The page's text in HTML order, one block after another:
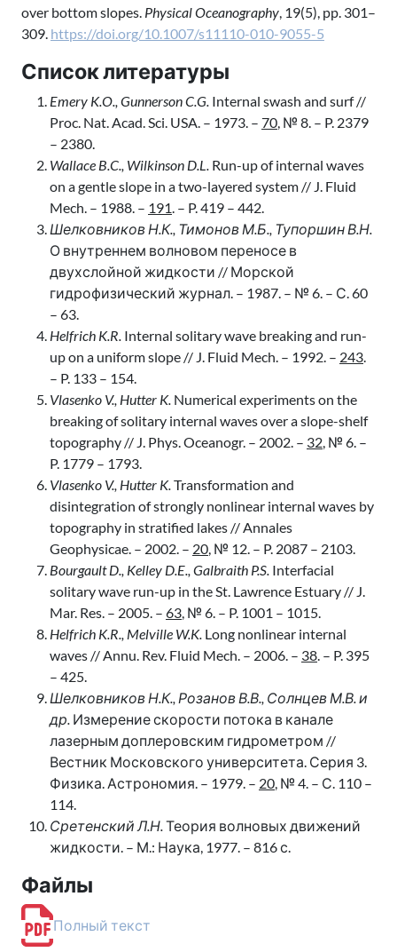
over bottom slopes. Physical Oceanography, 19(5), pp. 301–
309. https://doi.org/10.1007/s11110-010-9055-5
Список литературы
Emery K.O., Gunnerson C.G. Internal swash and surf //
Proc. Nat. Acad. Sci. USA. – 1973. – 70, № 8. – P. 2379
– 2380.
Wallace B.C., Wilkinson D.L. Run-up of internal waves
on a gentle slope in a two-layered system // J. Fluid
Mech. – 1988. – 191. – P. 419 – 442.
Шелковников Н.К., Тимонов М.Б., Тупоршин В.Н.
О внутреннем волновом переносе в
двухслойной жидкости // Морской
гидрофизический журнал. – 1987. – № 6. – С. 60
– 63.
Helfrich K.R. Internal solitary wave breaking and run-
up on a uniform slope // J. Fluid Mech. – 1992. – 243.
– P. 133 – 154.
Vlasenko V., Hutter K. Numerical experiments on the
breaking of solitary internal waves over a slope-shelf
topography // J. Phys. Oceanogr. – 2002. – 32, № 6. –
P. 1779 – 1793.
Vlasenko V., Hutter K.Transformation and
disintegration of strongly nonlinear internal waves by
topography in stratified lakes // Annales
Geophysicae. – 2002. – 20, № 12. – P. 2087 – 2103.
Bourgault D., Kelley D.E., Galbraith P.S. Interfacial
solitary wave run-up in the St. Lawrence Estuary // J.
Mar. Res. – 2005. – 63, № 6. – P. 1001 – 1015.
Helfrich K.R., Melville W.K. Long nonlinear internal
waves // Annu. Rev. Fluid Mech. – 2006. – 38. – P. 395
– 425.
Шелковников Н.К., Розанов В.В., Солнцев М.В. и
др. Измерение скорости потока в канале
лазерным доплеровским гидрометром //
Вестник Московского университета. Серия 3.
Физика. Астрономия. – 1979. – 20, № 4. – С. 110 –
114.
Сретенский Л.Н.Теория волновых движений
жидкости. – М.: Наука, 1977. – 816 с.
Файлы
Полный текст